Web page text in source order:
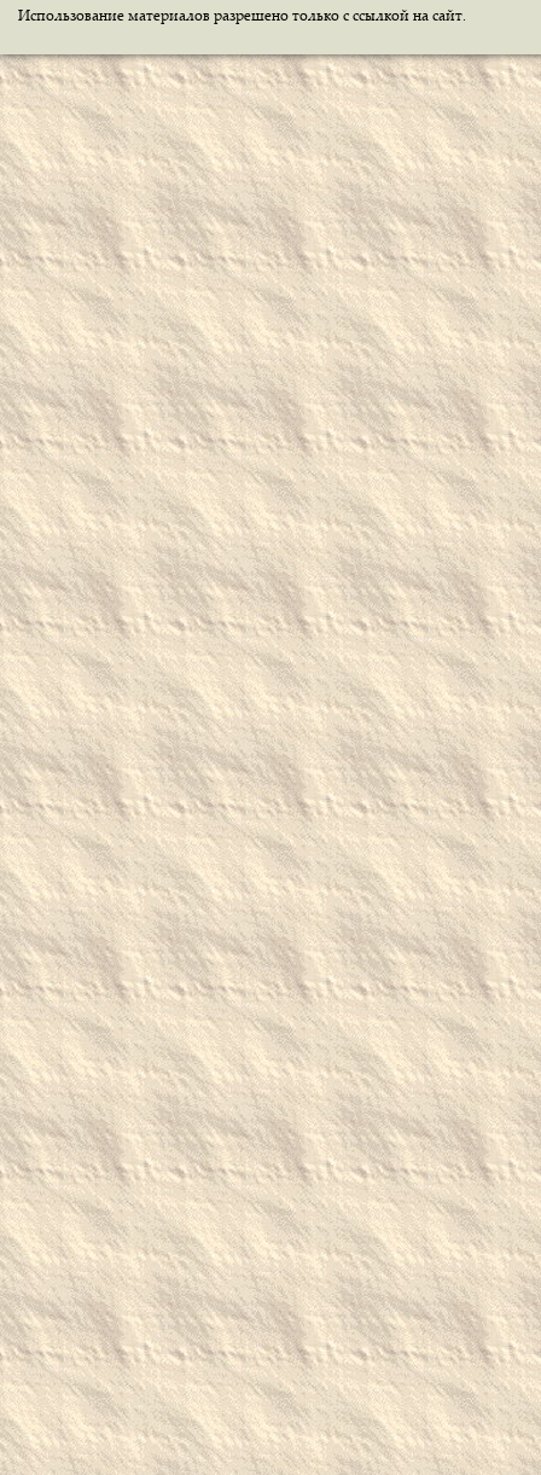
Использование материалов разрешено только с ссылкой на сайт.